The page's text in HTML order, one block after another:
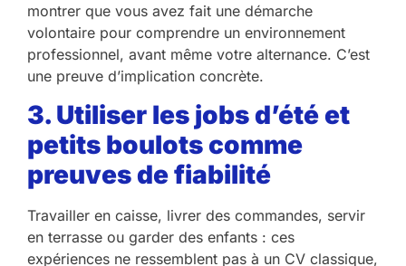
montrer que vous avez fait une démarche
volontaire pour comprendre un environnement
professionnel, avant même votre alternance. C’est
une preuve d’implication concrète.
3. Utiliser les jobs d’été et
petits boulots comme
preuves de fiabilité
Travailler en caisse, livrer des commandes, servir
en terrasse ou garder des enfants : ces
expériences ne ressemblent pas à un CV classique,